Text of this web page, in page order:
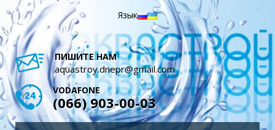
Язык
ПИШИТЕ НАМ
aquastroy.dnepr@gmail.com
VODAFONE
(066) 903-00-03